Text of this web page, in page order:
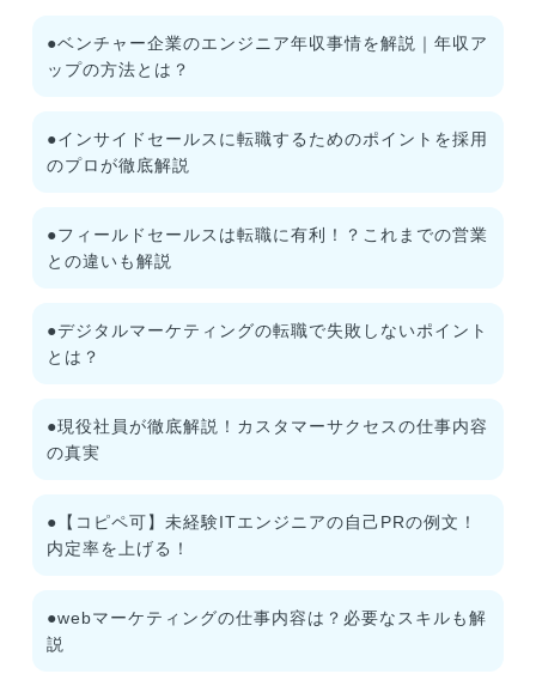
●ベンチャー企業のエンジニア年収事情を解説｜年収ア
ップの方法とは？
●インサイドセールスに転職するためのポイントを採用
のプロが徹底解説
●フィールドセールスは転職に有利！？これまでの営業
との違いも解説
●デジタルマーケティングの転職で失敗しないポイント
とは？
●現役社員が徹底解説！カスタマーサクセスの仕事内容
の真実
●【コピペ可】未経験ITエンジニアの自己PRの例文！
内定率を上げる！
●webマーケティングの仕事内容は？必要なスキルも解
説